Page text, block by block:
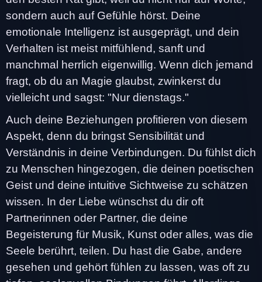
sondern auch auf Gefühle hörst. Deine
emotionale Intelligenz ist ausgeprägt, und dein
Verhalten ist meist mitfühlend, sanft und
manchmal herrlich eigenwillig. Wenn dich jemand
fragt, ob du an Magie glaubst, zwinkerst du
vielleicht und sagst: "Nur dienstags."
Auch deine Beziehungen profitieren von diesem
Aspekt, denn du bringst Sensibilität und
Verständnis in deine Verbindungen. Du fühlst dich
zu Menschen hingezogen, die deinen poetischen
Geist und deine intuitive Sichtweise zu schätzen
wissen. In der Liebe wünschst du dir oft
Partnerinnen oder Partner, die deine
Begeisterung für Musik, Kunst oder alles, was die
Seele berührt, teilen. Du hast die Gabe, andere
gesehen und gehört fühlen zu lassen, was oft zu